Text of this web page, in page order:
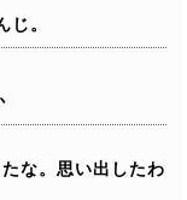
じ。
な。思い出したわ